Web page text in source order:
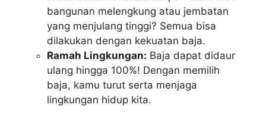
bangunan melengkung atau jembatan
yang menjulang tinggi? Semua bisa
dilakukan dengan kekuatan baja.
Ramah Lingkungan: Baja dapat didaur
ulang hingga 100%! Dengan memilih
baja, kamu turut serta menjaga
lingkungan hidup kita.